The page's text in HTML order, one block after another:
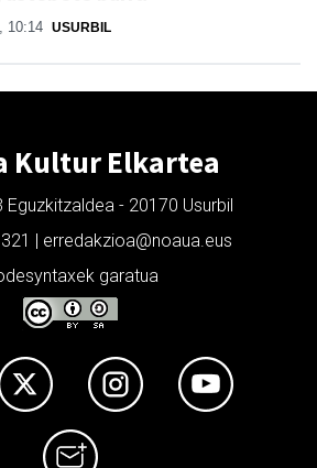
10:14 USURBIL
Kultur Elkartea
Eguzkitzaldea - 20170 Usurbil
| erredakzioa@noaua.eus
garatua